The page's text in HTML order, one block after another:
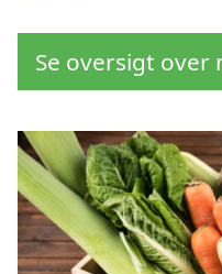
Se oversigt over